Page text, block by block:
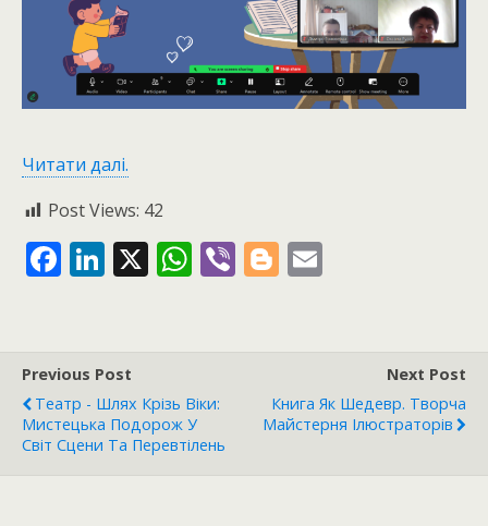
Читати далі.
Post Views: 42
F
b
o
o
k
Li
e
dI
n
X W
A
p
Vi Bl
er
Previous Post
Театр - Шлях Крізь Віки:
Мистецька Подорож У
Світ Сцени Та Перевтілень
Next Post
Книга Як Шедевр. Творча
Майстерня Ілюстраторів